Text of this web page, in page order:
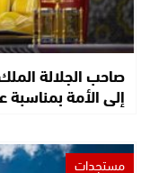
صاحب الجلالة
إلى الأمة
مستجدات